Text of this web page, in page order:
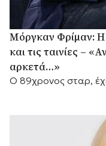
Μόργκαν Φρίμαν: Η
και τις ταινίες –
αρκετά…»
Ο 89χρονος σταρ,